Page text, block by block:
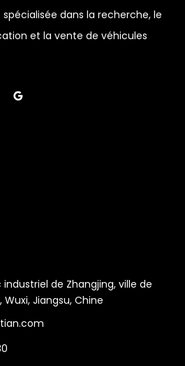
dans la recherche, le
et la vente de véhicules
de Zhangjing, ville de
Jiangsu, Chine